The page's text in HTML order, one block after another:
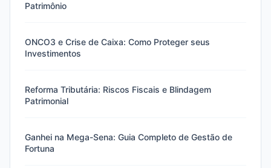
Patrimônio
ONCO3 e Crise de Caixa: Como Proteger seus
Investimentos
Reforma Tributária: Riscos Fiscais e Blindagem
Patrimonial
Ganhei na Mega-Sena: Guia Completo de Gestão de
Fortuna